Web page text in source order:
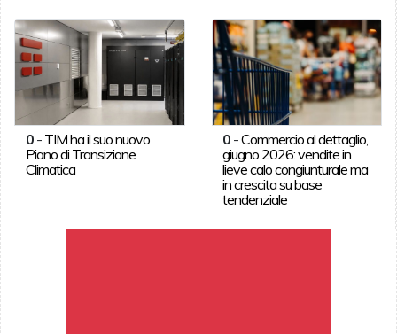
0- TIM ha il suo nuovo
Piano di Transizione
Climatica
0 -Commercio al dettaglio,
giugno 2026: vendite in
lieve calo congiunturale ma
in crescita su base
tendenziale